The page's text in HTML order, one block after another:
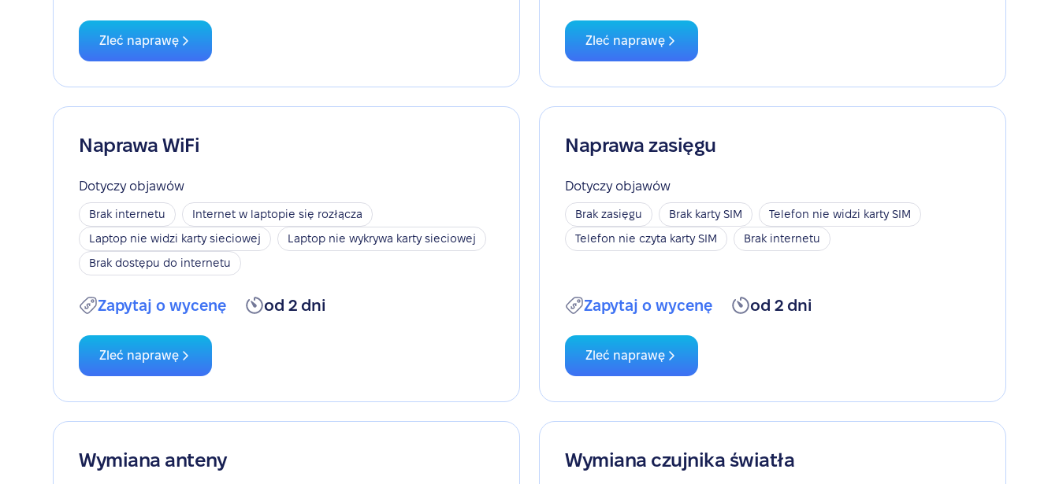
Zleć naprawę Zleć naprawę
Naprawa WiFi
Dotyczy objawów
Brak internetu
Internet w laptopie się rozłącza
Laptop nie widzi karty sieciowej
Laptop nie wykrywa karty sieciowej
Brak dostępu do internetu
Zapytaj o wycenę od 2 dni
Zleć naprawę
Naprawa zasięgu
Dotyczy objawów
Brak zasięgu Brak karty SIM
Telefon nie widzi karty SIM
Telefon nie czyta karty SIM
Brak internetu
Zapytaj o wycenę od 2 dni
Zleć naprawę
Wymiana anteny Wymiana czujnika światła